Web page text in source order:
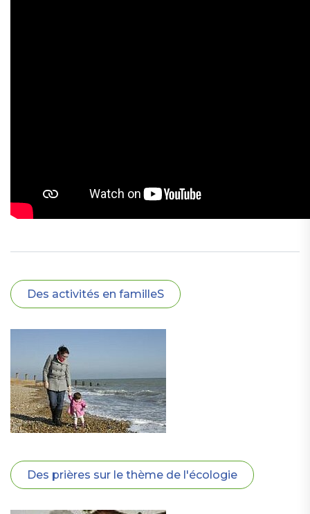
Des activités en familleS
Des prières sur le thème de l'écologie